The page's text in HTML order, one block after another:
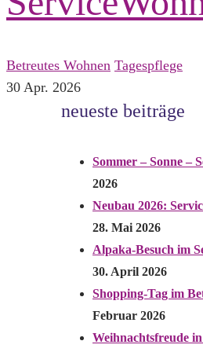
Betreutes Wohnen Tagespflege
30 Apr. 2026
neueste beiträge
Sommer – Sonne –
2026
Neubau 2026:
28. Mai 2026
Alpaka-Besuch im
30. April 2026
Shopping-Tag im
Februar 2026
Weihnachtsfreude